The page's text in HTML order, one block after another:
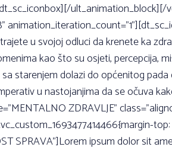
u svojoj odluci da krenete ka
kao što su osjeti, percepcija,
starenjem dolazi do općenitog
u nastojanjima da se očuva
ZDRAVLJE”
SPRAVA”]Lorem ipsum dolor sit